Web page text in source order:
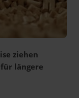
ziehen
längere